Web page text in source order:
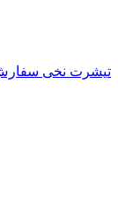
تیشرت نخی